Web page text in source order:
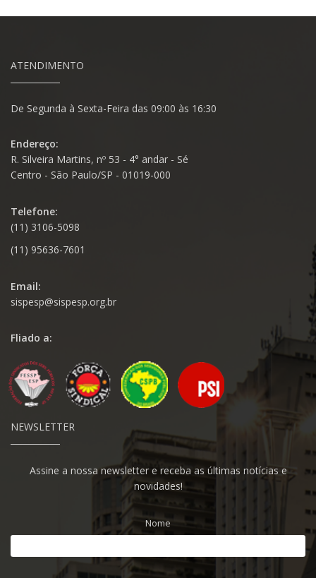
ATENDIMENTO
De Segunda à Sexta-Feira das 09:00 às 16:30
Endereço:
R. Silveira Martins, nº 53 - 4° andar - Sé
Centro - São Paulo/SP - 01019-000
Telefone:
(11) 3106-5098
(11) 95636-7601
Email:
sispesp@sispesp.org.br
Fliado a:
NEWSLETTER
Assine a nossa newsletter e receba as últimas notícias e
novidades!
Nome